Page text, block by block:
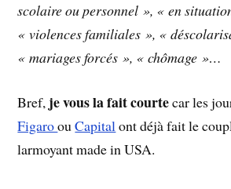
scolaire ou personnel », « en
« violences familiales », «
« mariages forcés », « chômage »…
Bref, je vous la fait courtecar les
FigaroouCapitalont déjà fait le
larmoyant made in USA.